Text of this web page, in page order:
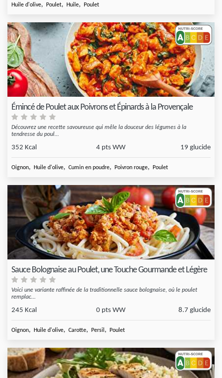
Huile d'olive, Poulet, Huile, Poulet
Émincé de Poulet aux Poivrons et Épinards à la Provençale
Découvrez une recette savoureuse qui mêle la douceur des légumes à la
tendresse du poul...
352 Kcal 4 pts WW 19 glucide
Oignon, Huile d'olive, Cumin en poudre, Poivron rouge, Poulet
Sauce Bolognaise au Poulet, une Touche Gourmande et Légère
Voici une variante raffinée de la traditionnelle sauce bolognaise, où le poulet
remplac...
245 Kcal 0 pts WW 8.7 glucide
Oignon, Huile d'olive, Carotte, Persil , Poulet